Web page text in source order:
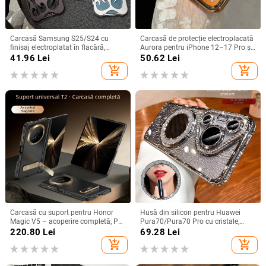
Carcasă Samsung S25/S24 cu
finisaj electroplatat în flacără,
design decupat, compatibilă cu
41.96 Lei
add_shopping_cart
Carcasă de protecție electroplacată
Aurora pentru iPhone 12–17 Pro și
Pro Max, acoperire completă, anti-
50.62 Lei
add_shopping_cart
Carcasă cu suport pentru Honor
Magic V5 – acoperire completă, PC
mat, anti-cădere, anti-amprente
220.80 Lei
add_shopping_cart
Husă din silicon pentru Huawei
Pura70/Pura70 Pro cu cristale,
transparentă, estetică, suport
încorporat și disipare a căldurii
69.28 Lei
add_shopping_cart